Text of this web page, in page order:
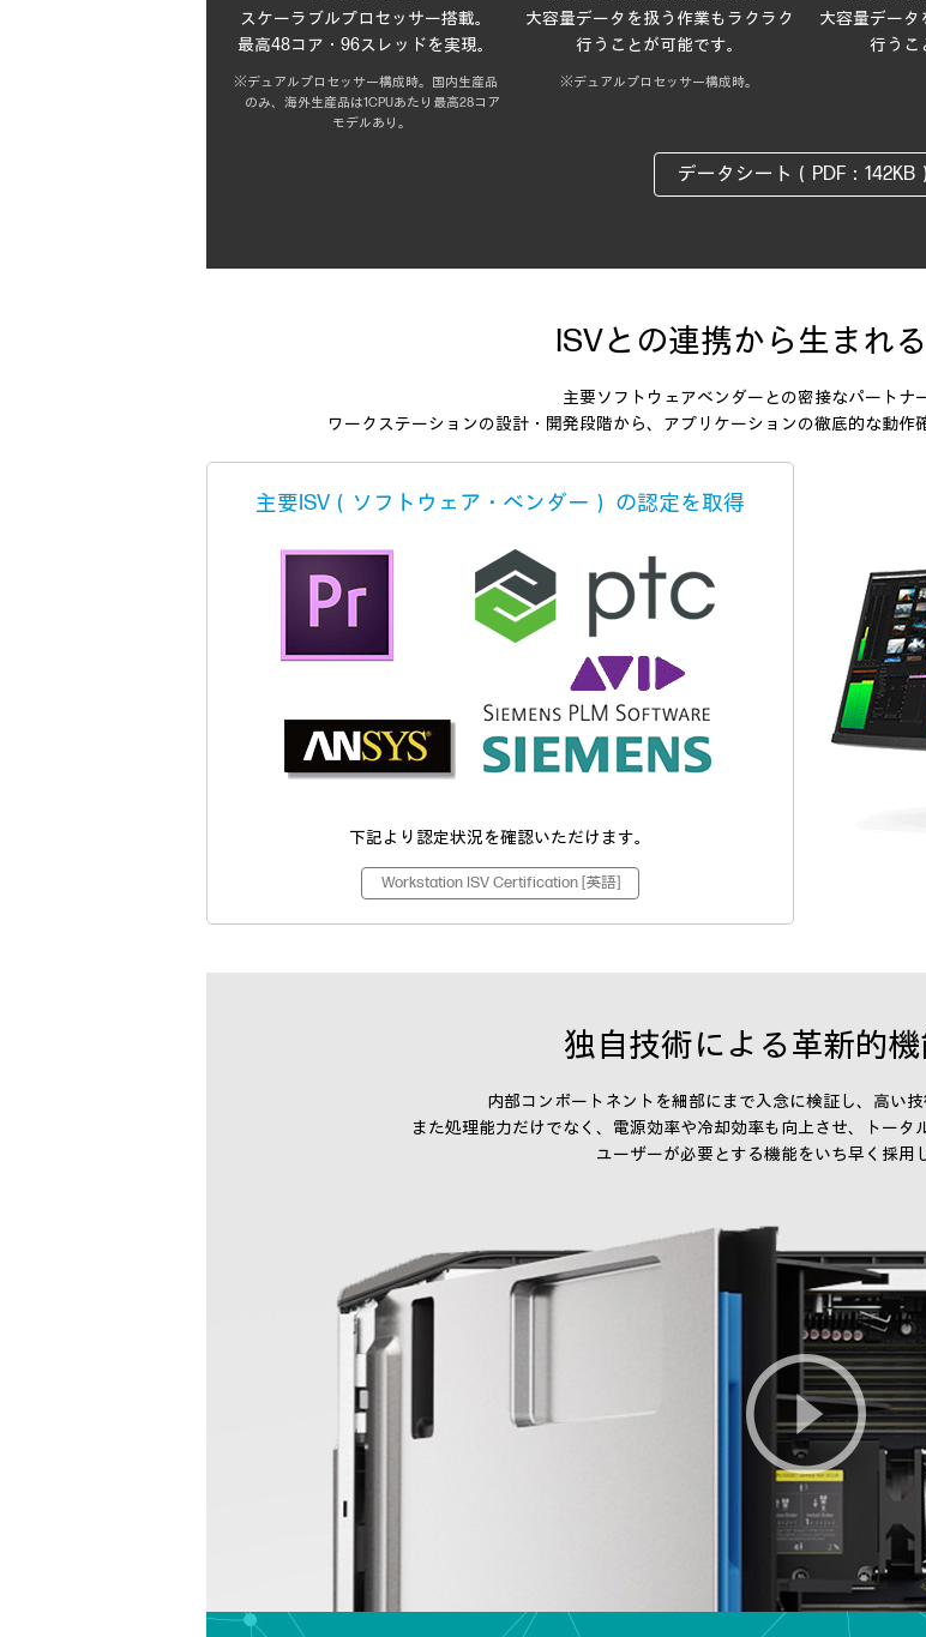
スケーラブルプロセッサー搭載。
最高48コア・96スレッドを実現。
※デュアルプロセッサー構成時。国内生産品
のみ、海外生産品は1CPUあたり最高28コア
モデルあり。
大容量データを扱う作業もラクラク
行うことが可能です。
※デュアルプロセッサー構成時。
大容量データ
行うこ
データシート（PDF：142KB）
ISVとの連携から生まれ
主要ソフトウェアベンダーとの密接なパートナ
ワークステーションの設計・開発段階から、アプリケーションの徹底的な動作
主要ISV（ソフトウェア・ベンダー） の認定を取得
下記より認定状況を確認いただけます。
Workstation ISV Certification [英語]
独自技術による革新的機
内部コンポートネントを細部にまで入念に検証し、高い技
また処理能力だけでなく、電源効率や冷却効率も向上させ、トータ
ユーザーが必要とする機能をいち早く採用